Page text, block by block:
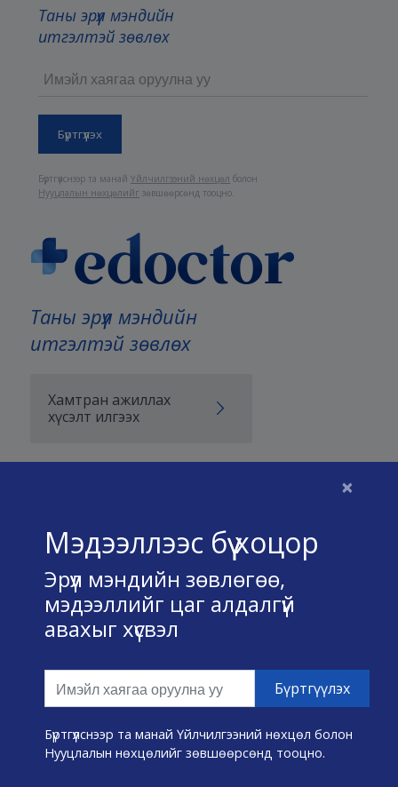
×
Мэдээллээс бүү хоцор
Эрүүл мэндийн зөвлөгөө,
мэдээллийг цаг алдалгүй
авахыг хүсвэл
Бүртгүүлснээр та манай Үйлчилгээний нөхцөл болон
Нууцлалын нөхцөлийг зөвшөөрсөнд тооцно.
Таны эрүүл мэндийн
итгэлтэй зөвлөх
Хамтран ажиллах
хүсэлт илгээх
Үйлчилгээний нөхцөл
Нууц хадгалах тухай
Холбоо барих
Өвчин А-Я
Эмнэлэг хайх
Эрүүл мэндийн хэрэгслүүд
Таны эрүүл мэндийн
итгэлтэй зөвлөх
Бүртгүүлснээр та манайҮйлчилгээний нөхцөл болон
Нууцлалын нөхцөлийг зөвшөөрсөнд тооцно.